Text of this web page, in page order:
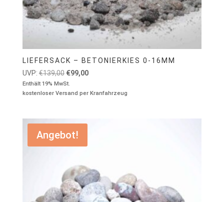
LIEFERSACK – BETONIERKIES 0-16MM
UVP: €139,00 Ursprünglicher
Preis
war:
€99,00Aktueller
ist:
Enthält 19% MwSt.
kostenloser Versand per Kranfahrzeug
Angebot!